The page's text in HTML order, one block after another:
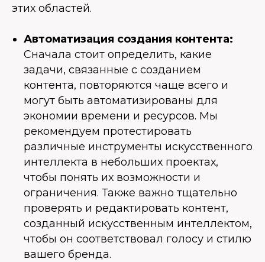
этих областей.
Автоматизация создания контента:
Сначала стоит определить, какие
задачи, связанные с созданием
контента, повторяются чаще всего и
могут быть автоматизированы для
экономии времени и ресурсов. Мы
рекомендуем протестировать
различные инструменты искусственного
интеллекта в небольших проектах,
чтобы понять их возможности и
ограничения. Также важно тщательно
проверять и редактировать контент,
созданный искусственным интеллектом,
чтобы он соответствовал голосу и стилю
вашего бренда.